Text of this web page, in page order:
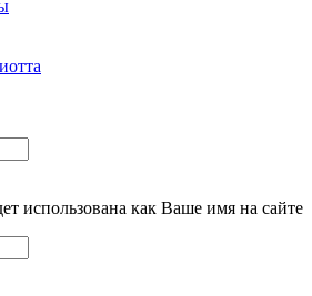
использована как Ваше имя на сайте